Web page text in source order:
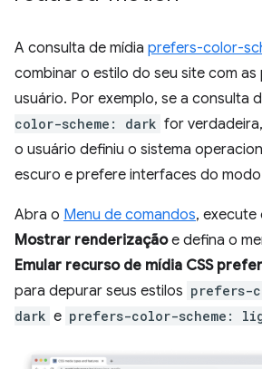
A consulta de mídia prefers-color-
combinar o estilo do seu site com
usuário. Por exemplo, se a consulta
color-scheme: dark for
o usuário definiu o sistema
escuro e prefere interfaces do
Abra o Menu de comandos, execute
Mostrar renderizaçãoe defina o
Emular recurso de mídia CSS
para depurar seus estilos prefers-
dark e prefers-color-scheme: